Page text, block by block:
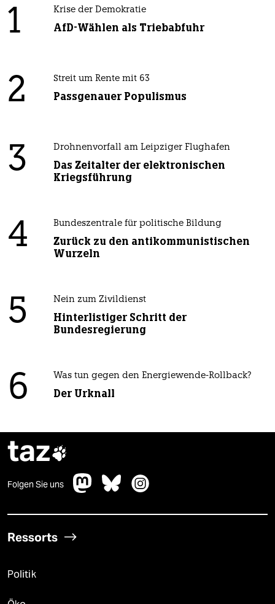
1 Krise der Demokratie
AfD-Wählen als Triebabfuhr
2 Streit um Rente mit 63
Passgenauer Populismus
3 Drohnenvorfall am Leipziger Flughafen
Das Zeitalter der elektronischen
Kriegsführung
4 Bundeszentrale für politische Bildung
Zurück zu den antikommunistischen
Wurzeln
5 Nein zum Zivildienst
Hinterlistiger Schritt der
Bundesregierung
6 Was tun gegen den Energiewende-Rollback?
Der Urknall
taz
Folgen Sie uns
Ressorts
Politik